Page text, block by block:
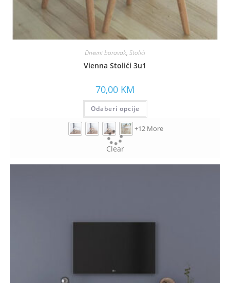
Dnevni boravak, Stolići
Vienna Stolići 3u1
70,00 KM
Odaberi opcije
+12 More
Clear